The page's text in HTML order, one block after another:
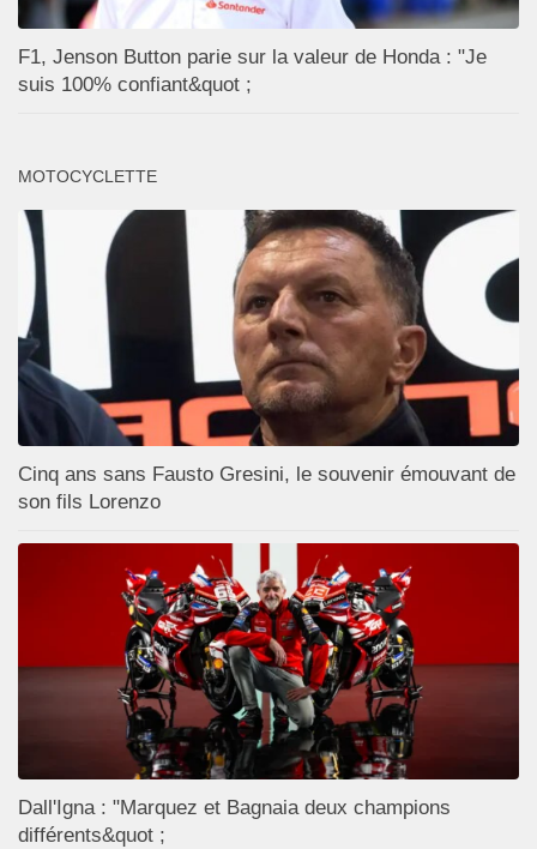
F1, Jenson Button parie sur la valeur de Honda : "Je
suis 100% confiant&quot ;
MOTOCYCLETTE
Cinq ans sans Fausto Gresini, le souvenir émouvant de
son fils Lorenzo
Dall'Igna : "Marquez et Bagnaia deux champions
différents&quot ;